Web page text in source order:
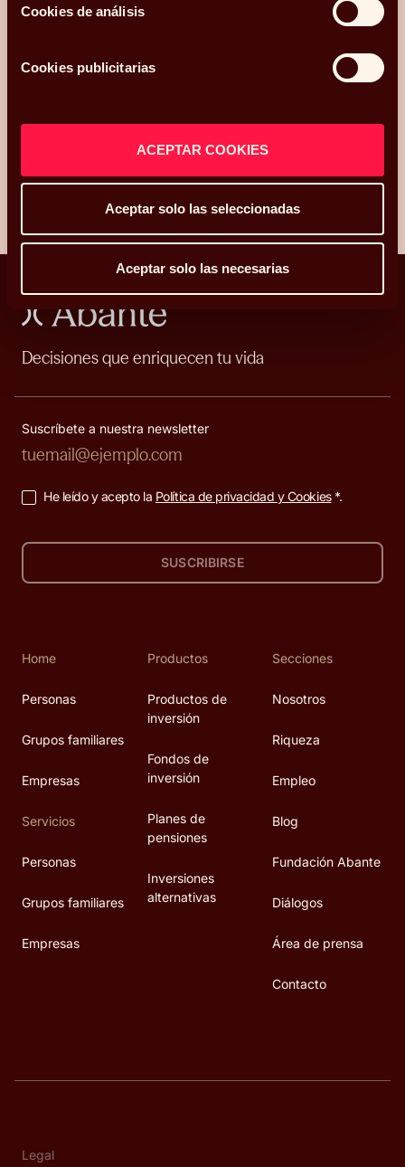
Cookies de análisis
Cookies publicitarias
ACEPTAR COOKIES
Aceptar solo las seleccionadas
Aceptar solo las necesarias
Acepto recibir comunicaciones relacionadas con mi consulta.
*.
ENVIAR
Decisiones que enriquecen tu vida
Suscríbete a nuestra newsletter
He leído y acepto la Política de privacidad y Cookies*.
SUSCRIBIRSE
Home
Personas
Grupos familiares
Empresas
Servicios
Personas
Grupos familiares
Empresas
Productos
Productos de
inversión
Fondos de
inversión
Planes de
pensiones
Inversiones
alternativas
Secciones
Nosotros
Riqueza
Empleo
Blog
Fundación Abante
Diálogos
Área de prensa
Contacto
Legal